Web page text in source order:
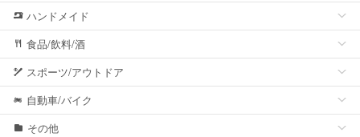
ハンドメイド
食品/飲料/酒
スポーツ/アウトドア
自動車/バイク
その他